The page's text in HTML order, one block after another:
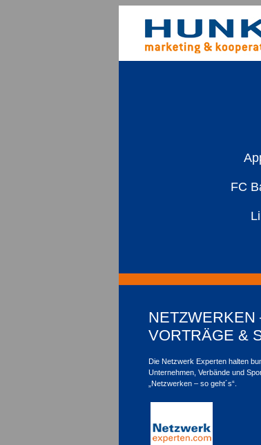
FC
NETZWERKEN
VORTRÄGE &
Die Netzwerk Experten halten
Unternehmen, Verbände und
„Netzwerken – so geht´s“.